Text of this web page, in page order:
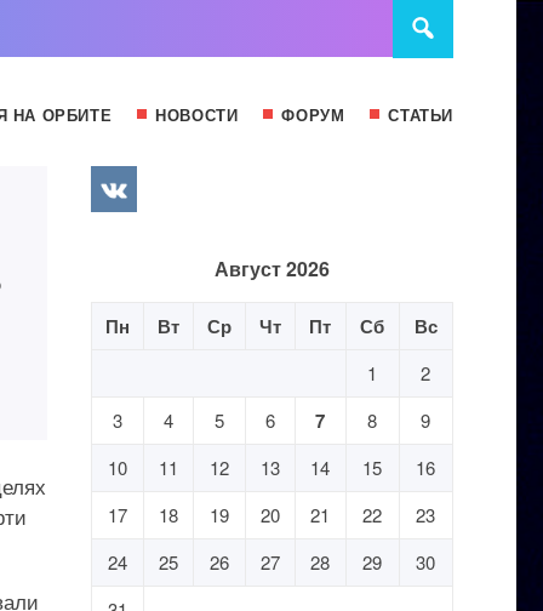
НА ОРБИТЕ НОВОСТИ ФОРУМ СТАТЬИ
Август 2026
Пн Вт Ср Чт Пт Сб Вс
1
2
3
4 5 6 7 8
9
10
11 12 13 14 15
16
17
18 19 20 21 22
23
24
25 26 27 28 29
30